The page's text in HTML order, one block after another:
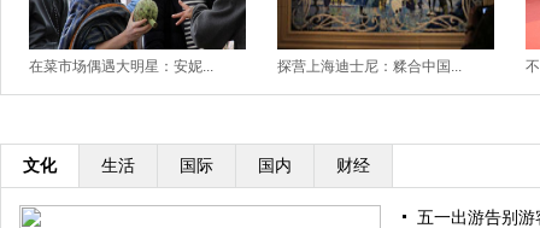
在菜市场偶遇大明星：安妮... 探营上海迪士尼：糅合中国...
文化 生活 国际 国内 财经
五一出游告别